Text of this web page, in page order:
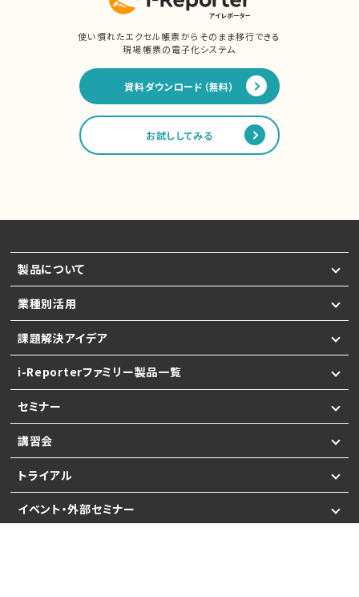
使い慣れたエクセル帳票からそのまま移行できる
現場帳票の電子化システム
資料ダウンロード（無料）
お試ししてみる
製品について
業種別活用
課題解決アイデア
i-Reporterファミリー製品一覧
セミナー
講習会
トライアル
イベント・外部セミナー